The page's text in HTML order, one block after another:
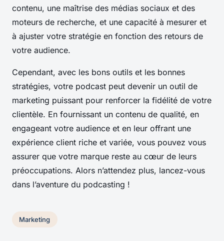
contenu, une maîtrise des médias sociaux et des
moteurs de recherche, et une capacité à mesurer et
à ajuster votre stratégie en fonction des retours de
votre audience.
Cependant, avec les bons outils et les bonnes
stratégies, votre podcast peut devenir un outil de
marketing puissant pour renforcer la fidélité de votre
clientèle. En fournissant un contenu de qualité, en
engageant votre audience et en leur offrant une
expérience client riche et variée, vous pouvez vous
assurer que votre marque reste au cœur de leurs
préoccupations. Alors n’attendez plus, lancez-vous
dans l’aventure du podcasting !
Marketing